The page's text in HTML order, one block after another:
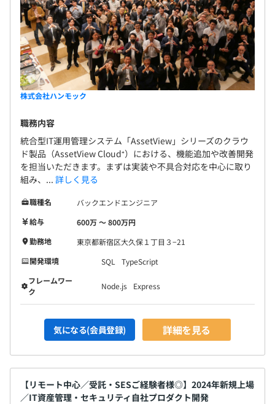
株式会社ハンモック
職務内容
統合型IT運用管理システム「AssetView」シリーズのクラウ
ド製品（AssetView Cloud⁺）における、機能追加や改善開発
を担当いただきます。まずは実装や不具合対応を中心に取り
組み、... 詳しく見る
職種名
バックエンドエンジニア
給与
600万 〜 800万円
勤務地
東京都新宿区大久保１丁目３−21
開発環境
SQL
TypeScript
フレームワー
ク
Node.js Express
気になる(会員登録) 詳細を見る
【リモート中心／受託・SESご経験者様◎】2024年新規上場
／IT資産管理・セキュリティ自社プロダクト開発